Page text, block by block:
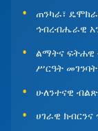
ጠንካራ፣
ኅብረብሔራዊ
ልማትና ፍትሐዊ
ሥርዓት
ሁለንተናዊ
ሀገራዊ